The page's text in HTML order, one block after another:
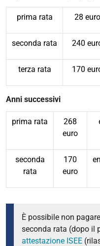
prima rata 28 euro
seconda rata 240
terza rata 170
Anni successivi
prima rata
268
euro
seconda
rata
170
euro
È possibile non
seconda rata (dopo il
attestazione ISEE